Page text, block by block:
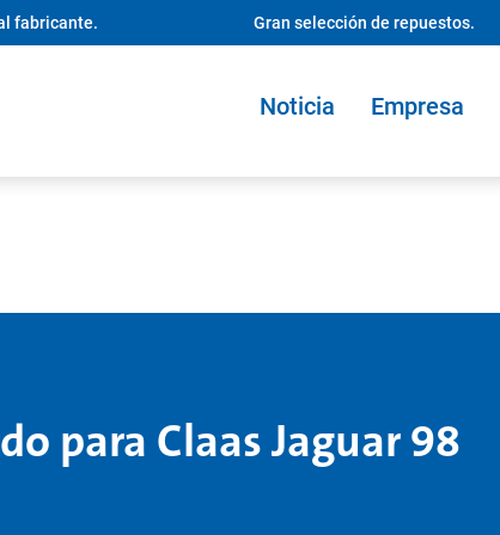
fabricante. Gran selección de repuestos.
Noticia Empresa
para Claas Jaguar 98